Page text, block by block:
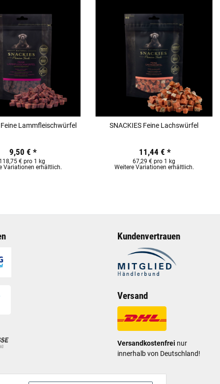
Feine Lammfleischwürfel
9,50 € *
118,75 € pro 1 kg
Variationen erhältlich.
SNACKIES Feine Lachswürfel
11,44 € *
67,29 € pro 1 kg
Weitere Variationen erhältlich.
Kundenvertrauen
Versand
Versandkostenfrei nur
innerhalb von Deutschland!